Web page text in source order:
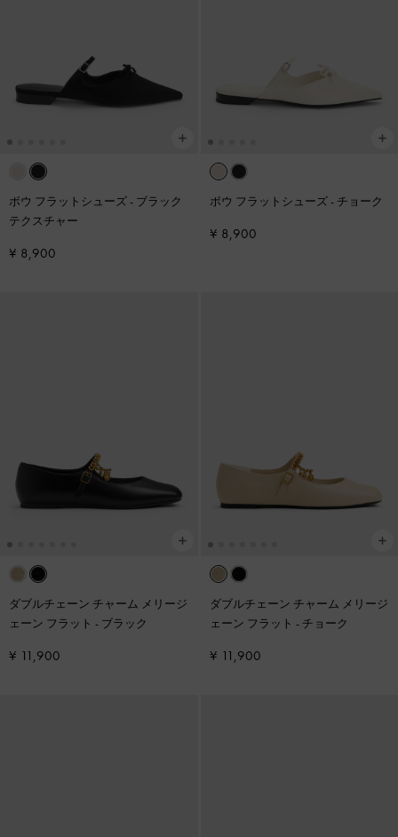
ボウ フラットシューズ- ブラック
テクスチャー
¥ 8,900
ボウ フラットシューズ- チョーク
¥ 8,900
ダブルチェーン チャーム メリージ
ェーン フラット - ブラック
¥ 11,900
ダブルチェーン チャーム メリージ
ェーン フラット - チョーク
¥ 11,900